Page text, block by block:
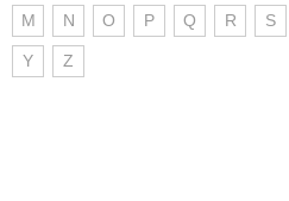
M N O P Q R S
Y Z